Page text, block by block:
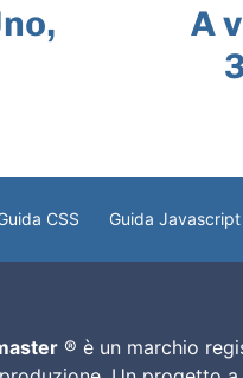
A
CSS Guida Javascript
® è un marchio